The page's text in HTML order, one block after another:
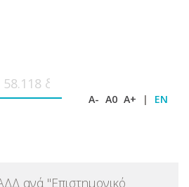
A- A0 A+ | EN
ανά "Επιστημονικό